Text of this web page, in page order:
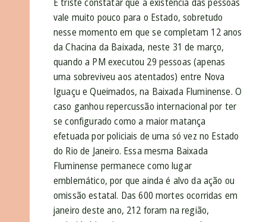
vale muito pouco para o Estado, sobretudo
nesse momento em que se completam 12 anos
da Chacina da Baixada, neste 31 de março,
quando a PM executou 29 pessoas (apenas
uma sobreviveu aos atentados) entre Nova
Iguaçu e Queimados, na Baixada Fluminense. O
caso ganhou repercussão internacional por ter
se configurado como a maior matança
efetuada por policiais de uma só vez no Estado
do Rio de Janeiro. Essa mesma Baixada
Fluminense permanece como lugar
emblemático, por que ainda é alvo da ação ou
omissão estatal. Das 600 mortes ocorridas em
janeiro deste ano, 212 foram na região,